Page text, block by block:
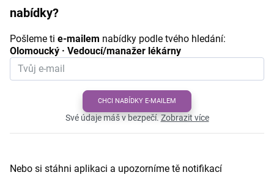
nabídky?
Pošleme ti e-mailem nabídky podle tvého hledání:
Olomoucký · Vedoucí/manažer lékárny
CHCI NABÍDKY E-MAILEM
Své údaje máš v bezpečí.Zobrazit více
Nebo si stáhni aplikaci a upozorníme tě notifikací